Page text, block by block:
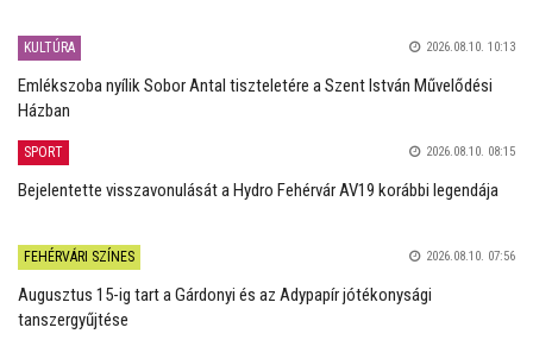
KULTÚRA 2026.08.10. 10:13
Emlékszoba nyílik Sobor Antal tiszteletére a Szent István Művelődési
Házban
SPORT 2026.08.10. 08:15
Bejelentette visszavonulását a Hydro Fehérvár AV19 korábbi legendája
FEHÉRVÁRI SZÍNES 2026.08.10. 07:56
Augusztus 15-ig tart a Gárdonyi és az Adypapír jótékonysági
tanszergyűjtése